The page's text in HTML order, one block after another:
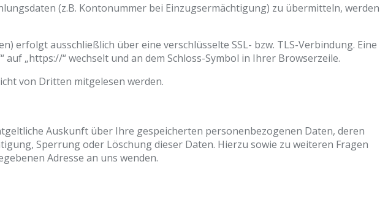
(z.B. Kontonummer bei Einzugsermächtigung) zu übermitteln, werden
ausschließlich über eine verschlüsselte SSL- bzw. TLS-Verbindung. Eine
„https://“ wechselt und an dem Schloss-Symbol in Ihrer Browserzeile.
von Dritten mitgelesen werden.
Auskunft über Ihre gespeicherten personenbezogenen Daten, deren
Sperrung oder Löschung dieser Daten. Hierzu sowie zu weiteren Fragen
Adresse an uns wenden.